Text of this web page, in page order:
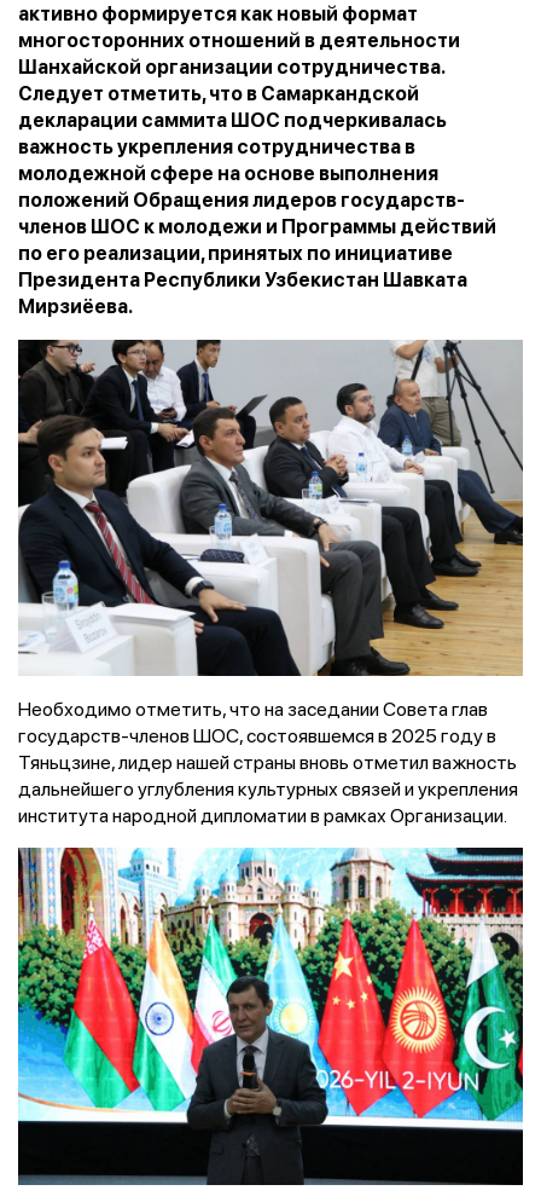
активно формируется как новый формат
многосторонних отношений в деятельности
Шанхайской организации сотрудничества.
Следует отметить, что в Самаркандской
декларации саммита ШОС подчеркивалась
важность укрепления сотрудничества в
молодежной сфере на основе выполнения
положений Обращения лидеров государств-
членов ШОС к молодежи и Программы действий
по его реализации, принятых по инициативе
Президента Республики Узбекистан Шавката
Мирзиёева.
Необходимо отметить, что на заседании Совета глав
государств-членов ШОС, состоявшемся в 2025 году в
Тяньцзине, лидер нашей страны вновь отметил важность
дальнейшего углубления культурных связей и укрепления
института народной дипломатии в рамках Организации.